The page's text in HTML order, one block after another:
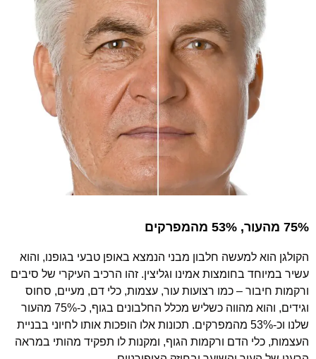
75% מהעור, 53% מהמפרקים
הקולגן הוא למעשה חלבון מבני הנמצא באופן טבעי בגופנו, והוא
עשיר במיוחד בחומצות אמינו וגליצין. זהו הרכיב העיקרי של סיבים
ורקמות חיבור – כמו רצועות עור, עצמות, כלי דם, מעיים, סחוס
וגידים, והוא מהווה כשליש מכלל החלבונים בגוף, כ-75% מהעור
שלנו וכ-53% מהמפרקים. תכונות אלו הופכות אותו לחיוני בבניית
העצמות, כלי הדם ורקמות הגוף, ומקנות לו תפקיד מהותי במראה